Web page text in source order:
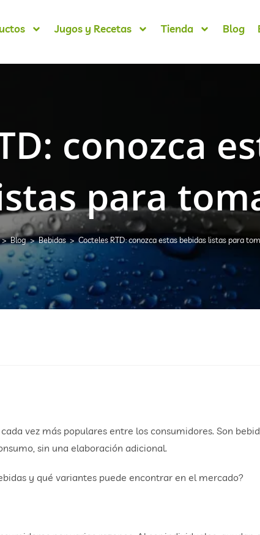
Jugos y Recetas Tienda Blog
conozca
para
> Blog > Bebidas > Cocteles RTD: conozca estas bebidas listas para
vez más populares entre los consumidores. Son
sin una elaboración adicional.
y qué variantes puede encontrar en el mercado?